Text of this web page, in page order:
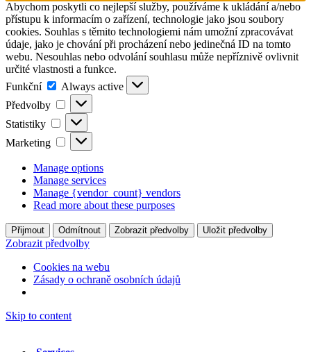
Abychom poskytli co nejlepší služby, používáme k ukládání a/nebo
přístupu k informacím o zařízení, technologie jako jsou soubory
cookies. Souhlas s těmito technologiemi nám umožní zpracovávat
údaje, jako je chování při procházení nebo jedinečná ID na tomto
webu. Nesouhlas nebo odvolání souhlasu může nepříznivě ovlivnit
určité vlastnosti a funkce.
Funkční
Funkční
Always active
Předvolby
Předvolby
Statistiky Statistiky
Marketing Marketing
Manage options
Manage services
Manage {vendor_count} vendors
Read more about these purposes
Přijmout Odmítnout Zobrazit předvolby Uložit předvolby
Zobrazit předvolby
Cookies na webu
Zásady o ochraně osobních údajů
Skip to content